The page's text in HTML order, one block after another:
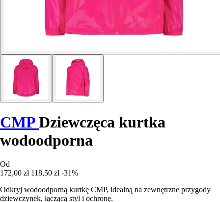
CMPDziewczęca kurtka
wodoodporna
Od
172,00 zł 118,50 zł -31%
Odkryj wodoodporną kurtkę CMP, idealną na zewnętrzne przygody
dziewczynek, łączącą styl i ochronę.